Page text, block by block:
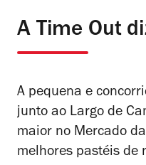
A Time Out
A pequena e
junto ao Largo de
maior no Mercado
melhores pastéis de